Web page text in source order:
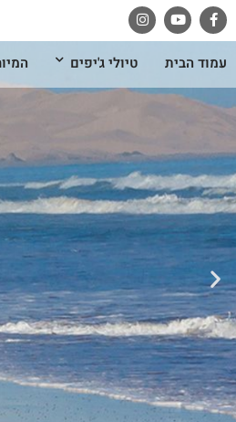
עמוד הבית טיולי ג'יפים